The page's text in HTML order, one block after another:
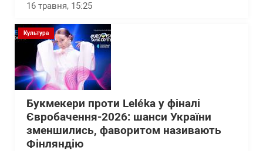
16 травня, 15:25
Культура
Букмекери проти Leléka у фіналі
Євробачення-2026: шанси України
зменшились, фаворитом називають
Фінляндію